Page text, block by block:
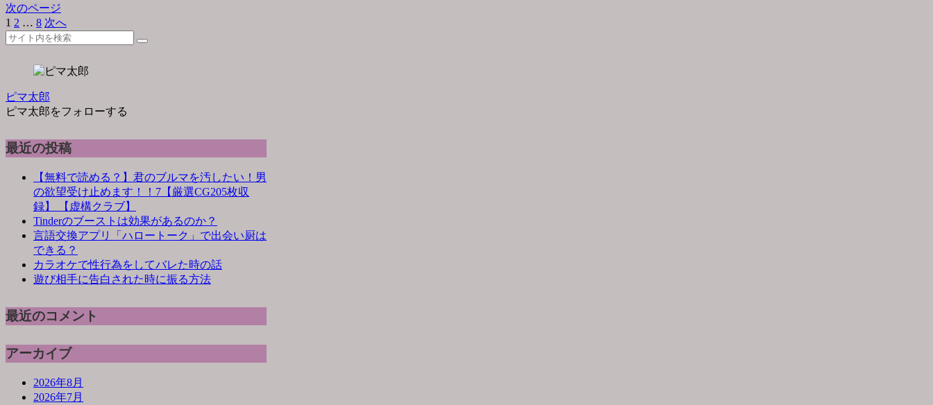
次のページ
1 2 … 8 次へ
ピマ太郎
ピマ太郎をフォローする
最近の投稿
【無料で読める？】君のブルマを汚したい！男
の欲望受け止めます！！7【厳選CG205枚収
録】 【虚構クラブ】
Tinderのブーストは効果があるのか？
言語交換アプリ「ハロートーク」で出会い厨は
できる？
カラオケで性行為をしてバレた時の話
遊び相手に告白された時に振る方法
最近のコメント
アーカイブ
2026年8月
2026年7月